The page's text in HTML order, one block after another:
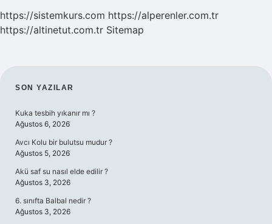
https://sistemkurs.com https://alperenler.com.tr
https://altinetut.com.tr Sitemap
SIDEBAR
SON YAZILAR
Kuka tesbih yıkanır mı ?
Ağustos 6, 2026
Avcı Kolu bir bulutsu mudur ?
Ağustos 5, 2026
Akü saf su nasıl elde edilir ?
Ağustos 3, 2026
6. sınıfta Balbal nedir ?
Ağustos 3, 2026